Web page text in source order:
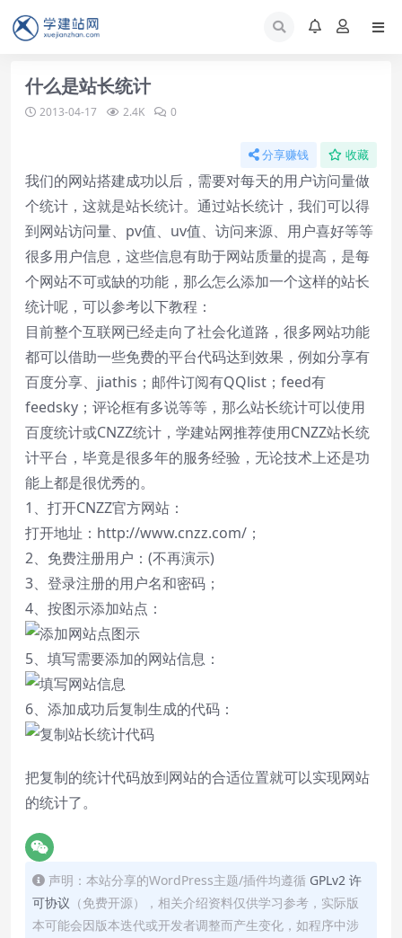
什么是站长统计
2013-04-17 2.4K 0
分享赚钱 收藏
我们的网站搭建成功以后，需要对每天的用户访问量做
个统计，这就是站长统计。通过站长统计，我们可以得
到网站访问量、pv值、uv值、访问来源、用户喜好等等
很多用户信息，这些信息有助于网站质量的提高，是每
个网站不可或缺的功能，那么怎么添加一个这样的站长
统计呢，可以参考以下教程：
目前整个互联网已经走向了社会化道路，很多网站功能
都可以借助一些免费的平台代码达到效果，例如分享有
百度分享、jiathis；邮件订阅有QQlist；feed有
feedsky；评论框有多说等等，那么站长统计可以使用
百度统计或CNZZ统计，学建站网推荐使用CNZZ站长统
计平台，毕竟是很多年的服务经验，无论技术上还是功
能上都是很优秀的。
1、打开CNZZ官方网站：
打开地址：http://www.cnzz.com/；
2、免费注册用户：(不再演示)
3、登录注册的用户名和密码；
4、按图示添加站点：
5、填写需要添加的网站信息：
6、添加成功后复制生成的代码：
把复制的统计代码放到网站的合适位置就可以实现网站
的统计了。
声明：本站分享的WordPress主题/插件均遵循 GPLv2 许
可协议 （免费开源），相关介绍资料仅供学习参考，实际版
本可能会因版本迭代或开发者调整而产生变化，如程序中涉